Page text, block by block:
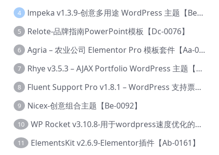
4 lmpeka v1.3.9-创意多用途 WordPress 主题【Be-0064】
5 Relote-品牌指南PowerPoint模板【Dc-0076】
6 Agria – 农业公司 Elementor Pro 模板套件【Aa-0003】
7 Rhye v3.5.3 – AJAX Portfolio WordPress 主题【Bi-0049】
8 Fluent Support Pro v1.8.1 – WordPress 支持票务系统【Cc-0041】
9 Nicex-创意组合主题【Be-0092】
10 WP Rocket v3.10.8-用于wordpress速度优化的缓存加速插件【Cd-0019】
11 ElementsKit v2.6.9-Elementor插件【Ab-0161】